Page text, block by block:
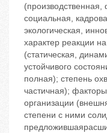
социальная,
экологическая,
характер реакции
(статическая,
устойчивого
полная); степень
частичная);
организации
степени с ними